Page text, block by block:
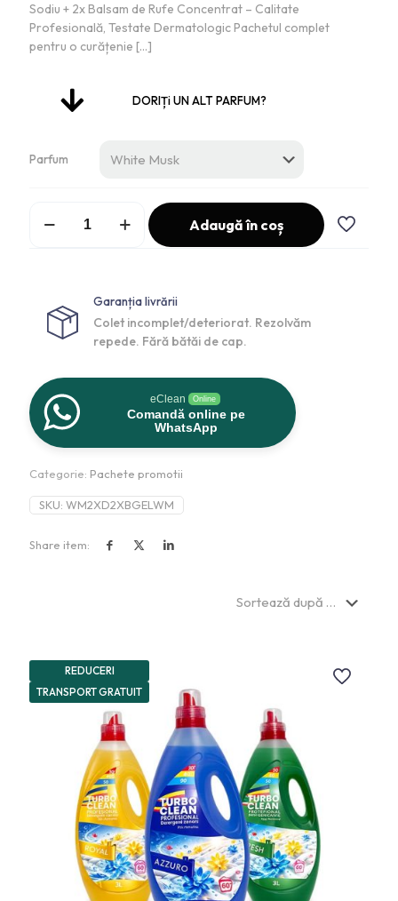
Sodiu + 2x Balsam de Rufe Concentrat – Calitate
Profesională, Testate Dermatologic Pachetul complet
pentru o curățenie […]
DORIȚi UN ALT PARFUM?
Parfum
Adaugă în coș
Garanția livrării
Colet incomplet/deteriorat. Rezolvăm
repede. Fără bătăi de cap.
eClean Online
Comandă online pe
WhatsApp
Categorie: Pachete promotii
SKU: WM2XD2XBGELWM
Share item:
REDUCERI
TRANSPORT GRATUIT